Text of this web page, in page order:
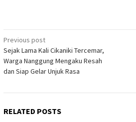
Post
navigation
Previous post
Sejak Lama Kali Cikaniki Tercemar,
Warga Nanggung Mengaku Resah
dan Siap Gelar Unjuk Rasa
RELATED POSTS